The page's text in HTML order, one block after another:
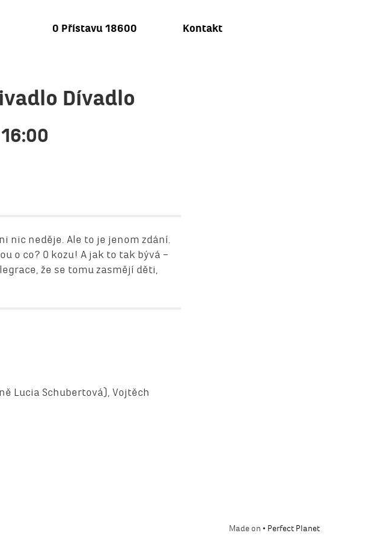
O Přístavu 18600 Kontakt
Dívadlo
16:00
nic neděje. Ale to je jenom zdání.
o co? O kozu! A jak to tak bývá –
že se tomu zasmějí děti,
Lucia Schubertová), Vojtěch
Made on • Perfect Planet